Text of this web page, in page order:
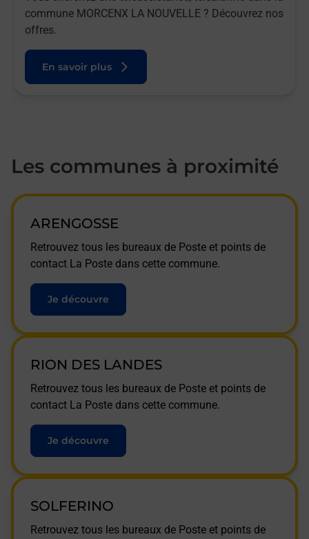
commune MORCENX LA NOUVELLE ? Découvrez nos
offres.
En savoir plus
Les communes à proximité
ARENGOSSE
Retrouvez tous les bureaux de Poste et points de
contact La Poste dans cette commune.
Je découvre
RION DES LANDES
Retrouvez tous les bureaux de Poste et points de
contact La Poste dans cette commune.
Je découvre
SOLFERINO
Retrouvez tous les bureaux de Poste et points de